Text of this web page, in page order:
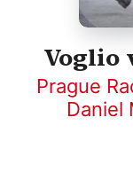
Voglio
Prague
Daniel